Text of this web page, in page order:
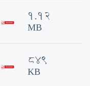
1.12
MB
849
KB